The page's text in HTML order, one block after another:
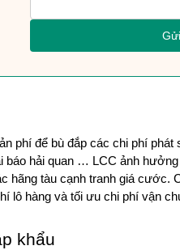
phí để bù đắp các chi phí
báo hải quan … LCC ảnh
hãng tàu cạnh tranh giá cước.
lô hàng và tối ưu chi phí vận
khẩu